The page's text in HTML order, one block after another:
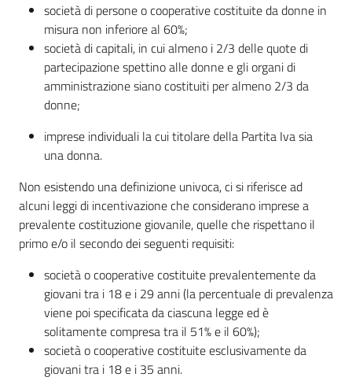
società di persone o cooperative costituite da donne in
misura non inferiore al 60%;
società di capitali, in cui almeno i 2/3 delle quote di
partecipazione spettino alle donne e gli organi di
amministrazione siano costituiti per almeno 2/3 da
donne;
imprese individuali la cui titolare della Partita Iva sia
una donna.
Non esistendo una definizione univoca, ci si riferisce ad
alcuni leggi di incentivazione che considerano imprese a
prevalente costituzione giovanile, quelle che rispettano il
primo e/o il secondo dei seguenti requisiti:
società o cooperative costituite prevalentemente da
giovani tra i 18 e i 29 anni (la percentuale di prevalenza
viene poi specificata da ciascuna legge ed è
solitamente compresa tra il 51% e il 60%);
società o cooperative costituite esclusivamente da
giovani tra i 18 e i 35 anni.